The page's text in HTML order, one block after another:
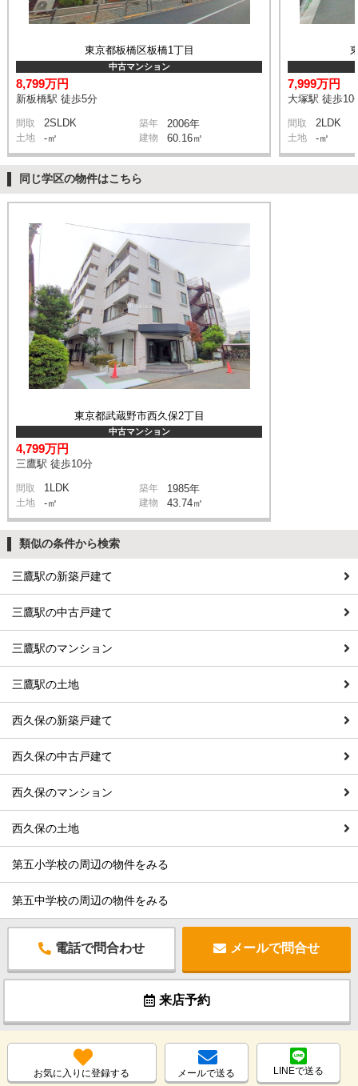
東京都板橋区板橋1丁目
中古マンション
8,799万円
新板橋駅 徒歩5分
間取 2SLDK 築年 2006年
土地 -㎡ 建物 60.16㎡
7,999万円
大塚駅 徒歩10
間取 2LDK
土地 -㎡
同じ学区の物件はこちら
東京都武蔵野市西久保2丁目
中古マンション
4,799万円
三鷹駅 徒歩10分
間取 1LDK 築年 1985年
土地 -㎡ 建物 43.74㎡
類似の条件から検索
三鷹駅の新築戸建て
三鷹駅の中古戸建て
三鷹駅のマンション
三鷹駅の土地
西久保の新築戸建て
西久保の中古戸建て
西久保のマンション
西久保の土地
第五小学校の周辺の物件をみる
第五中学校の周辺の物件をみる
電話で問合わせ メールで問合せ
来店予約
お気に入りに登録する メールで送る LINEで送る